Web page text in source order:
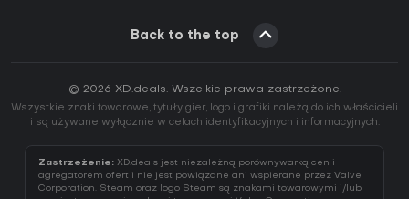
Back to the top
© 2026 XD.deals. Wszelkie prawa zastrzeżone.
Wszystkie znaki towarowe, tytuły gier, logo i grafiki należą do ich właścicieli
i są używane wyłącznie w celach identyfikacyjnych i informacyjnych.
Zastrzeżenie: XD.deals jest niezależną porównywarką cen i
agregatorem ofert i nie jest powiązane ani wspierane przez Valve
Corporation. Steam oraz logo Steam są znakami towarowymi i/lub